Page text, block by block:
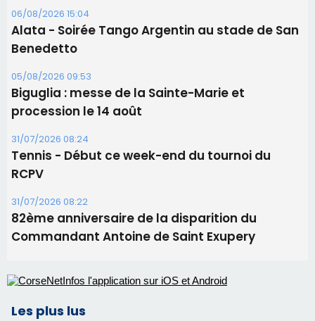
31/07/2026 08:24
Tennis - Début ce week-end du tournoi du
RCPV
31/07/2026 08:22
82ème anniversaire de la disparition du
Commandant Antoine de Saint Exupery
Les plus lus
Satine Nomary est la nouvelle Miss Corse 2026
Éclipse du 12 août : la Corse aux premières loges
d'un spectacle qui ne reviendra pas avant 2081
avant le concert de Mosimann
consommation en recul dans les restaurants